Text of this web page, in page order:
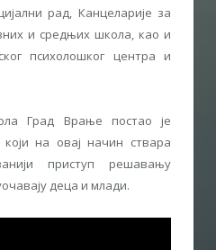
рад, Канцеларије за
и средњих школа, као и
психолошког центра и
Град Врање постао је
на овај начин ствара
приступ решавању
деца и млади.